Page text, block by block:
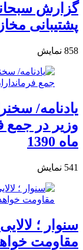
گزارش
پشتیبانی
858 نمایش
یادنامه/
وزیر در جمع
ماه 1390
541 نمایش
سنوار ؛
مقاومت